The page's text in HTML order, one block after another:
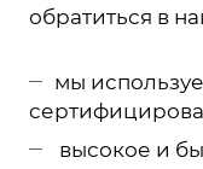
обратиться в
мы
высокое и